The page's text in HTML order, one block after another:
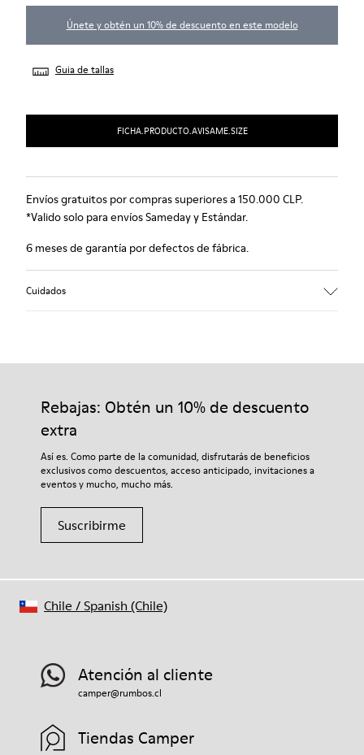
Únete y obtén un 10% de descuento en este modelo
Guia de tallas
FICHA.PRODUCTO.AVISAME.SIZE
Envíos gratuitos por compras superiores a 150.000 CLP.
*Valido solo para envíos Sameday y Estándar.
6 meses de garantía por defectos de fábrica.
Cuidados
Rebajas: Obtén un 10% de descuento
extra
Así es. Como parte de la comunidad, disfrutarás de beneficios
exclusivos como descuentos, acceso anticipado, invitaciones a
eventos y mucho, mucho más.
Suscribirme
Atención al cliente
camper@rumbos.cl
Tiendas Camper
Chile /Spanish (Chile)